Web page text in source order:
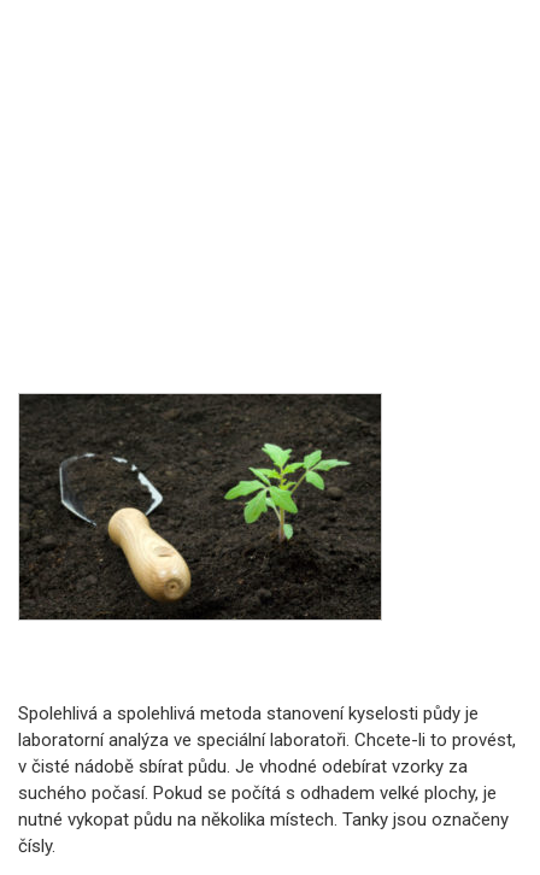
Spolehlivá a spolehlivá metoda stanovení kyselosti půdy je
laboratorní analýza ve speciální laboratoři. Chcete-li to provést,
v čisté nádobě sbírat půdu. Je vhodné odebírat vzorky za
suchého počasí. Pokud se počítá s odhadem velké plochy, je
nutné vykopat půdu na několika místech. Tanky jsou označeny
čísly.